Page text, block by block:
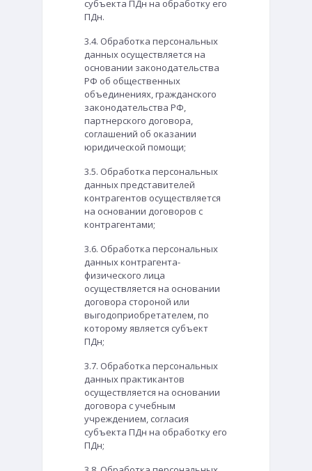
субъекта ПДн на обработку его
ПДн.
3.4. Обработка персональных
данных осуществляется на
основании законодательства
РФ об общественных
объединениях, гражданского
законодательства РФ,
партнерского договора,
соглашений об оказании
юридической помощи;
3.5. Обработка персональных
данных представителей
контрагентов осуществляется
на основании договоров с
контрагентами;
3.6. Обработка персональных
данных контрагента-
физического лица
осуществляется на основании
договора стороной или
выгодоприобретателем, по
которому является субъект
ПДн;
3.7. Обработка персональных
данных практикантов
осуществляется на основании
договора с учебным
учреждением, согласия
субъекта ПДн на обработку его
ПДн;